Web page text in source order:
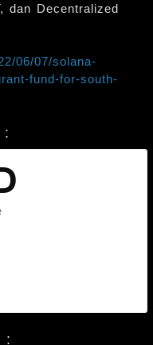
dan Decentralized
06/07/solana-
fund-for-south-
:
: